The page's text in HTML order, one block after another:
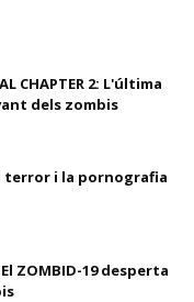
CHAPTER 2: L'última
dels zombis
terror i la pornografia
ZOMBID-19 desperta